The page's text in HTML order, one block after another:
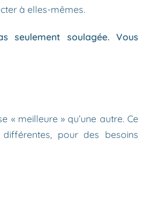
à elles-mêmes.
seulement soulagée. Vous
« meilleure » qu’une autre. Ce
pour des besoins